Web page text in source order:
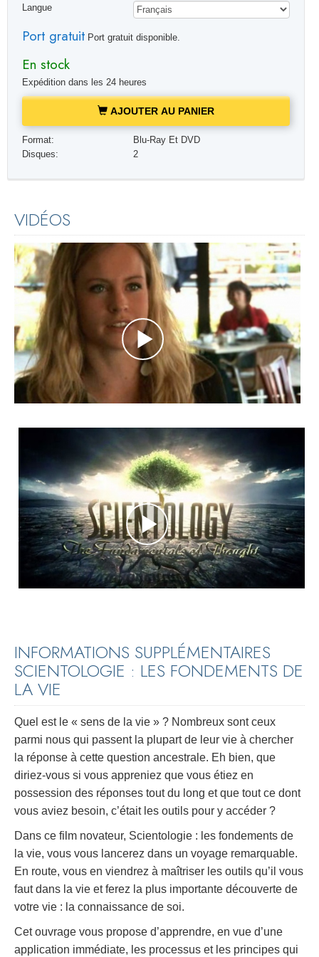
Langue
Port gratuitPort gratuit disponible.
En stock
Expédition dans les 24 heures
AJOUTER AU PANIER
Format:
Blu-Ray Et DVD
Disques:
2
VIDÉOS
INFORMATIONS SUPPLÉMENTAIRES
SCIENTOLOGIE : LES FONDEMENTS DE
LA VIE
Quel est le « sens de la vie » ? Nombreux sont ceux
parmi nous qui passent la plupart de leur vie à chercher
la réponse à cette question ancestrale. Eh bien, que
diriez-vous si vous appreniez que vous étiez en
possession des réponses tout du long et que tout ce dont
vous aviez besoin, c’était les outils pour y accéder ?
Dans ce film novateur, Scientologie : les fondements de
la vie, vous vous lancerez dans un voyage remarquable.
En route, vous en viendrez à maîtriser les outils qu’il vous
faut dans la vie et ferez la plus importante découverte de
votre vie : la connaissance de soi.
Cet ouvrage vous propose d’apprendre, en vue d’une
application immédiate, les processus et les principes qui